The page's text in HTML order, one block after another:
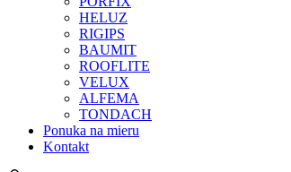
HELUZ
RIGIPS
BAUMIT
ROOFLITE
VELUX
ALFEMA
TONDACH
Ponuka na mieru
Kontakt